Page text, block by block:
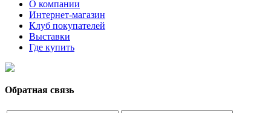
О компании
Интернет-магазин
Клуб покупателей
Выставки
Где купить
Обратная связь